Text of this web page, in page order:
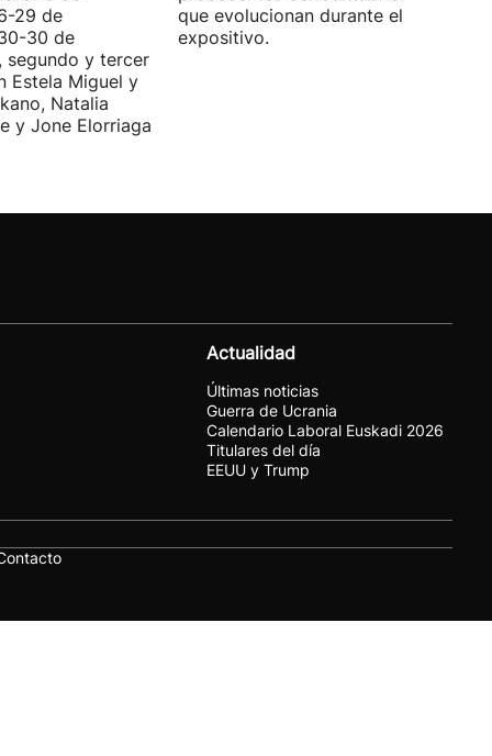
29 de
30 de
segundo y tercer
Estela Miguel y
Natalia
y Jone Elorriaga
que evolucionan durante el periodo
expositivo.
Actualidad
Últimas noticias
Guerra de Ucrania
Calendario Laboral Euskadi 2026
Titulares del día
EEUU y Trump